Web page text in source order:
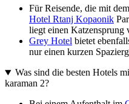
Für Reisende, die mit
Hotel Rtanj Kopaonik
liegt einen Katzensprung
Grey Hotel bietet
nur einen kurzen
Was sind die besten Hotels
karaman 2?